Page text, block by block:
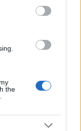
the
precios de la